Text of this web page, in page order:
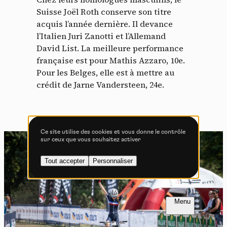
FR NL
Suisse Joël Roth conserve son titre
acquis l’année dernière. Il devance
l’Italien Juri Zanotti et l’Allemand
David List. La meilleure performance
française est pour Mathis Azzaro, 10e.
Pour les Belges, elle est à mettre au
crédit de Jarne Vandersteen, 24e.
Tout accepter Tout refuser
Vidéos
Les services de partage de vidéo permettent d'enrichir
le site de contenu multimédia et augmentent sa
Vimeo interdit -Ce service peut déposer
Autoriser Interdire
YouTube interdit -
déposer 4 cookies.
Autoriser Interdire
Ce site utilise des cookies et vous donne le contrôle
sur ceux que vous souhaitez activer
Tout accepter Personnaliser